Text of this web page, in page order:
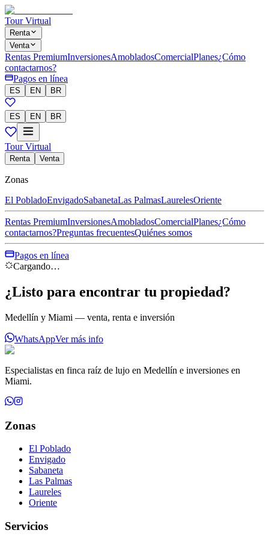
Tour Virtual
Renta
Venta
Rentas PremiumInversionesAmobladosComercialPlanes¿Cómo
contactarnos?
Pagos en línea
ES EN BR
ES EN BR
Tour Virtual
Renta Venta
Zonas
El PobladoEnvigadoSabanetaLas PalmasLaurelesOriente
Rentas PremiumInversionesAmobladosComercialPlanes¿Cómo
contactarnos?Preguntas frecuentesQuiénes somos
Pagos en línea
Cargando…
¿Listo para encontrar tu propiedad?
Medellín y Miami — venta, renta e inversión
WhatsAppVer más info
Especialistas en finca raíz de lujo en Medellín e inversiones en
Miami.
Zonas
El Poblado
Envigado
Sabaneta
Las Palmas
Laureles
Oriente
Servicios